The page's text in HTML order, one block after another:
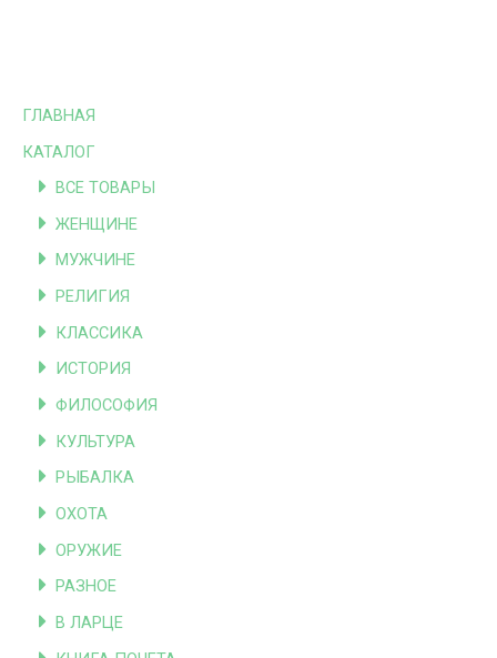
ГЛАВНАЯ
КАТАЛОГ
ВСЕ ТОВАРЫ
ЖЕНЩИНЕ
МУЖЧИНЕ
РЕЛИГИЯ
КЛАССИКА
ИСТОРИЯ
ФИЛОСОФИЯ
КУЛЬТУРА
РЫБАЛКА
ОХОТА
ОРУЖИЕ
РАЗНОЕ
В ЛАРЦЕ